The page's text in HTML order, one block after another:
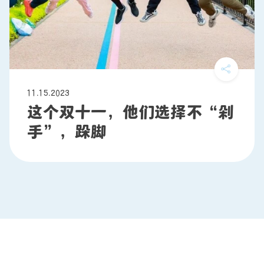
11.15.2023
这个双十一，他们选择不“剁
手”，跺脚